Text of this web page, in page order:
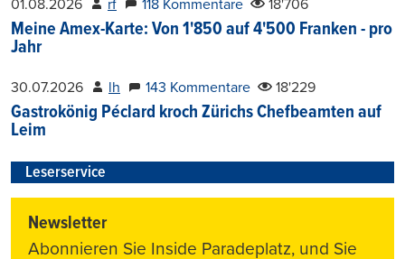
01.08.2026 rf 118 Kommentare 18'706
Meine Amex-Karte: Von 1'850 auf 4'500 Franken - pro
Jahr
30.07.2026 lh 143 Kommentare 18'229
Gastrokönig Péclard kroch Zürichs Chefbeamten auf
Leim
Leserservice
Newsletter
Abonnieren Sie Inside Paradeplatz, und Sie